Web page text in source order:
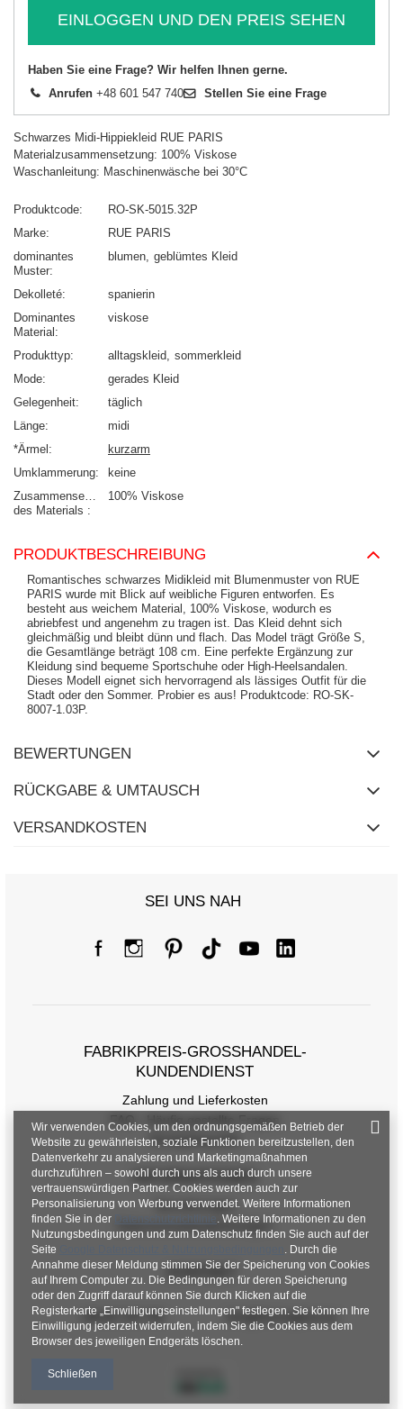
EINLOGGEN UND DEN PREIS SEHEN
Haben Sie eine Frage? Wir helfen Ihnen gerne.
Anrufen +48 601 547 740 Stellen Sie eine Frage
Schwarzes Midi-Hippiekleid RUE PARIS
Materialzusammensetzung: 100% Viskose
Waschanleitung: Maschinenwäsche bei 30°C
Produktcode
RO-SK-5015.32P
Marke
RUE PARIS
dominantes
Muster
blumen geblümtes Kleid
Dekolleté
spanierin
Dominantes
Material
viskose
Produkttyp alltagskleid
sommerkleid
Mode
gerades Kleid
Gelegenheit
täglich
Länge
midi
*Ärmel
kurzarm
Umklammerung
keine
Zusammensetzung
des Materials
100% Viskose
PRODUKTBESCHREIBUNG
Romantisches schwarzes Midikleid mit Blumenmuster von RUE
PARIS wurde mit Blick auf weibliche Figuren entworfen. Es
besteht aus weichem Material, 100% Viskose, wodurch es
abriebfest und angenehm zu tragen ist. Das Kleid dehnt sich
gleichmäßig und bleibt dünn und flach. Das Model trägt Größe S,
die Gesamtlänge beträgt 108 cm. Eine perfekte Ergänzung zur
Kleidung sind bequeme Sportschuhe oder High-Heelsandalen.
Dieses Modell eignet sich hervorragend als lässiges Outfit für die
Stadt oder den Sommer. Probier es aus! Produktcode: RO-SK-
8007-1.03P.
BEWERTUNGEN
RÜCKGABE & UMTAUSCH
VERSANDKOSTEN
SEI UNS NAH
FABRIKPREIS-GROSSHANDEL-K
UNDENDIENST
Zahlung und Lieferkosten
FAQ - Häufig gestellte Fragen
Rückgabepolitik
INFORMATIONEN
Verordnungen
Datenschutzbestimmungen
KONTAKT
+48 601 547 740 hurt@factoryprice.eu
Wir verwenden Cookies, um den ordnungsgemäßen Betrieb der
Website zu gewährleisten, soziale Funktionen bereitzustellen, den
Datenverkehr zu analysieren und Marketingmaßnahmen
durchzuführen – sowohl durch uns als auch durch unsere
vertrauenswürdigen Partner. Cookies werden auch zur
Personalisierung von Werbung verwendet. Weitere Informationen
finden Sie in der
Datenschutzrichtlinie. Weitere Informationen zu den
Nutzungsbedingungen und zum Datenschutz finden Sie auch auf der
Seite
. Durch die
Annahme dieser Meldung stimmen Sie der Speicherung von Cookies
auf Ihrem Computer zu. Die Bedingungen für deren Speicherung
oder den Zugriff darauf können Sie durch Klicken auf die
Registerkarte „Einwilligungseinstellungen" festlegen. Sie können Ihre
Einwilligung jederzeit widerrufen, indem Sie die Cookies aus dem
Browser des jeweiligen Endgeräts löschen.
Schließen